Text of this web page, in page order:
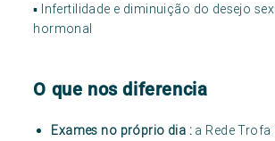
▪ Infertilidade e diminuição do desejo
hormonal
O que nos diferencia
Exames no próprio dia : a Rede Trofa